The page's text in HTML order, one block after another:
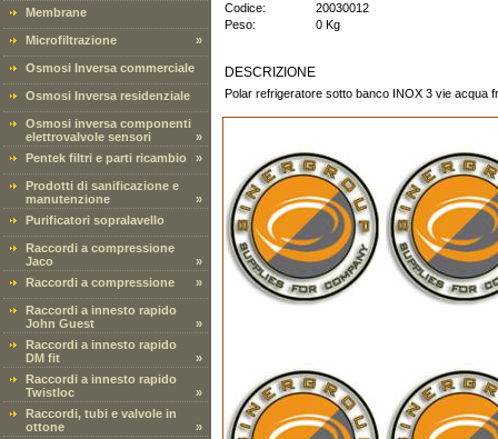
Membrane
Microfiltrazione »
Osmosi Inversa commerciale
Osmosi Inversa residenziale
Osmosi inversa componenti
elettrovalvole sensori
»
Pentek filtri e parti ricambio
»
Prodotti di sanificazione e
manutenzione
»
Purificatori sopralavello
Raccordi a compressione
Jaco
»
Raccordi a compressione
»
Raccordi a innesto rapido
John Guest
»
Raccordi a innesto rapido
DM fit
»
Raccordi a innesto rapido
Twistloc
»
Raccordi, tubi e valvole in
ottone
»
Codice:
20030012
Peso:
0 Kg
DESCRIZIONE
Polar refrigeratore sotto banco INOX 3 vie acqua